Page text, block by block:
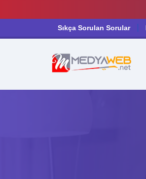
Sıkça Sorulan Sorular